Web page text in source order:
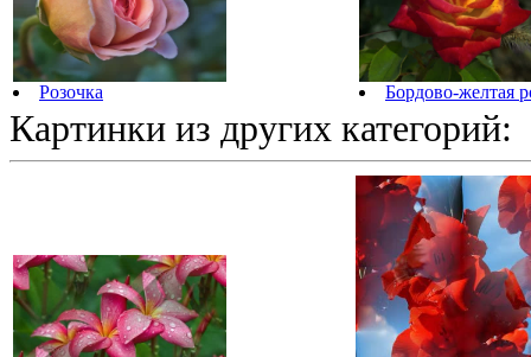
Розочка Бордово-желтая
Картинки из других категорий: